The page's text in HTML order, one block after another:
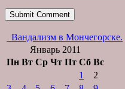
Вандализм в Мончегорске.
Январь 2011
Пн Вт Ср Чт Пт Сб Вс
1
2